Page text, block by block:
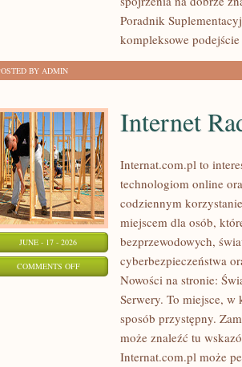
Poradnik
kompleksowe podejście
BY ADMIN
JUNE - 17 - 2026
COMMENTS OFFON
SATELITARNY
Internet
Internat.com.pl to
technologiom online
codziennym
miejscem dla osób,
bezprzewodowych,
cyberbezpieczeństwa
Nowości na stronie:
Serwery. To miejsce,
sposób przystępny.
może znaleźć tu
Internat.com.pl może